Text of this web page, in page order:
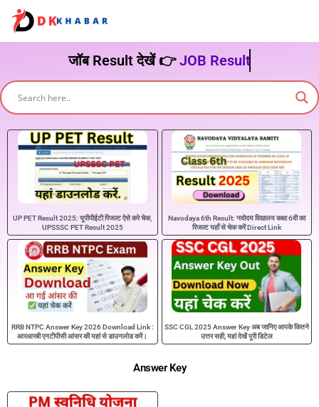
जॉब Result देखें 👉 JOB Result
UP PET Result 2025: यूपीपीईटी रिजल्ट ऐसे करे चेक,
UPSSSC PET Result 2025
Navodaya 6th Result: नवोदय विद्यालय कक्षा 6वी का
रिजल्ट यहाँ से चेक करें Direct Link
RRB NTPC Answer Key 2026 Download Link :
आरआरबी एनटीपीसी आंसर की यहां से डाउनलोड करें।
SSC CGL 2025 Answer Key अब जानिए आपके कितने
उत्तर सही, यहां देखें पूरी डिटेल
Answer Key